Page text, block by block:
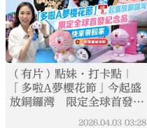
（有片）點妹·打卡點｜
「多啦A夢櫻花節」今起盛
放銅鑼灣 限定全球首發紀
念品快來帶回家！2026.04.03 03:28